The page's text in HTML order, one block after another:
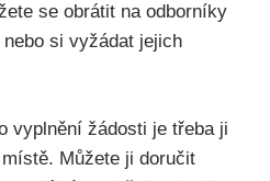
se obrátit na odborníky
si vyžádat jejich
vyplnění žádosti je třeba ji
Můžete ji doručit